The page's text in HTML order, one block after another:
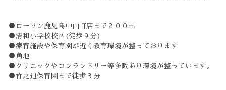
●ローソン鹿児島中山町店まで２００ｍ
●清和小学校校区(徒歩９分)
●療育施設や保育園が近く教育環境が整っております
●角地
●クリニックやコンランドリー等多数あり環境が整っています。
●竹之迫保育園まで徒歩３分